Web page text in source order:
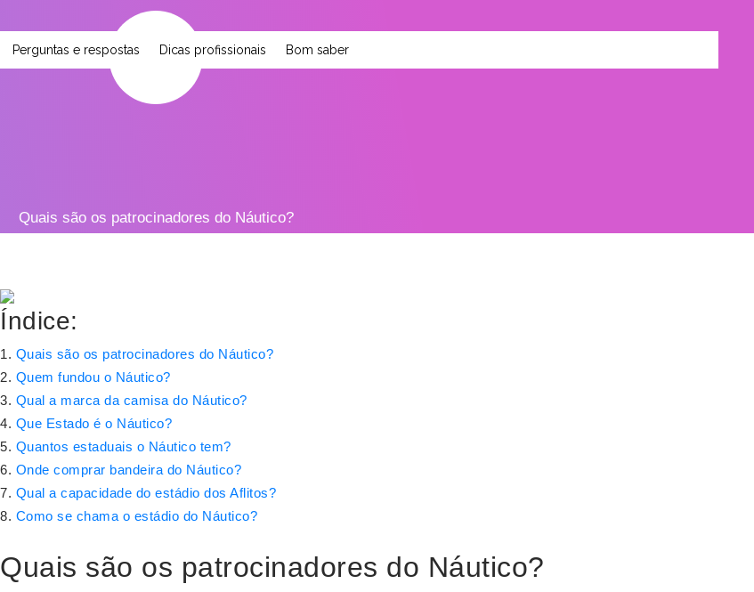
Perguntas e respostas Dicas profissionais Bom saber
Quais são os patrocinadores do Náutico?
Índice:
Quais são os patrocinadores do Náutico?
Quem fundou o Náutico?
Qual a marca da camisa do Náutico?
Que Estado é o Náutico?
Quantos estaduais o Náutico tem?
Onde comprar bandeira do Náutico?
Qual a capacidade do estádio dos Aflitos?
Como se chama o estádio do Náutico?
Quais são os patrocinadores do Náutico?